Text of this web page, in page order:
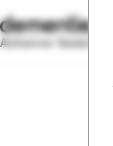
Alzheimer Nederland